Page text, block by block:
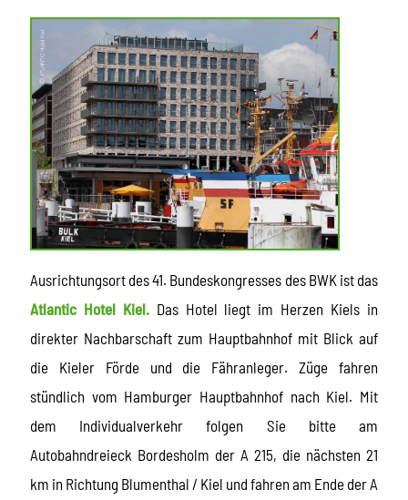
Ausrichtungsort des 41. Bundeskongresses des BWK ist das
Atlantic Hotel Kiel.Das Hotel liegt im Herzen Kiels in
direkter Nachbarschaft zum Hauptbahnhof mit Blick auf
die Kieler Förde und die Fähranleger. Züge fahren
stündlich vom Hamburger Hauptbahnhof nach Kiel. Mit
dem Individualverkehr folgen Sie bitte am
Autobahndreieck Bordesholm der A 215, die nächsten 21
km in Richtung Blumenthal / Kiel und fahren am Ende der A